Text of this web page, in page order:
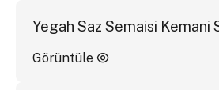
Yegah Saz Semaisi Kemani
Görüntüle